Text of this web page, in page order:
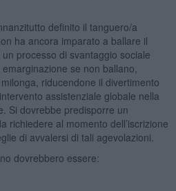
definito il tanguero/a
ha ancora imparato a ballare il
processo di svantaggio sociale
se non ballano,
riducendone il divertimento
assistenziale globale nella
Si dovrebbe predisporre un
richiedere al momento dell’iscrizione
di avvalersi di tali agevolazioni.
dovrebbero essere: